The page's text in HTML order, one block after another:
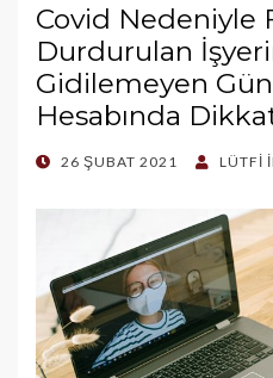
Covid Nedeniyle
Durdurulan
Gidilemeyen
Hesabında
POSTED
26 ŞUBAT 2021 LÜTFI